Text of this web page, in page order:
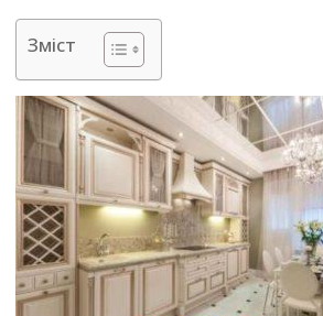
Зміст